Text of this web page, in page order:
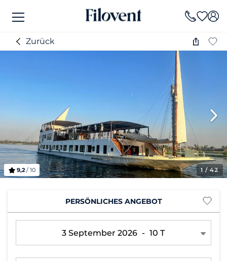
Zurück
1/ 42
9,2/ 10
PERSÖNLICHES ANGEBOT
3 September 2026 - 10 T